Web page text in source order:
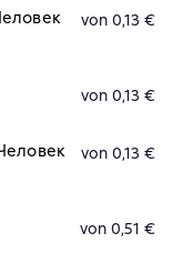
von 0,13 €
von 0,13 €
von 0,13 €
von 0,51 €